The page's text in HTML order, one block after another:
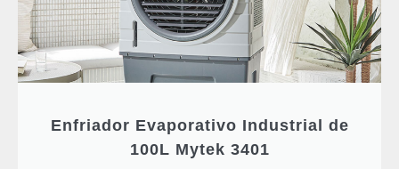
Enfriador Evaporativo Industrial de
100L Mytek 3401